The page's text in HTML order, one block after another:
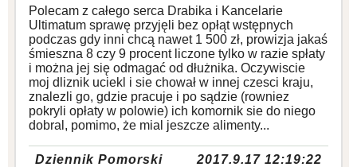
Polecam z całego serca Drabika i Kancelarie
Ultimatum sprawę przyjęli bez opłąt wstępnych
podczas gdy inni chcą nawet 1 500 zł, prowizja jakaś
śmieszna 8 czy 9 procent liczone tylko w razie spłaty
i można jej się odmagać od dłużnika. Oczywiscie
moj dliznik uciekl i sie chował w innej czesci kraju,
znalezli go, gdzie pracuje i po sądzie (rowniez
pokryli opłaty w polowie) ich komornik sie do niego
dobral, pomimo, że mial jeszcze alimenty...
Dziennik Pomorski 2017.9.17 12:19:22